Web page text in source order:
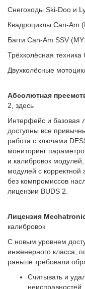
Снегоходы Ski-Doo и
Квадроциклы Can-Am
Багги Can-Am SSV
Трёхколёсная
Двухколёсные
Абсолютная
2, здесь
Интерфейс и базовая
доступны все
работа с ключами
мониторинг
и калибровок
модулей с корректной
без компромиссов
лицензии BUDS 2.
Лицензия
калибровок
С новым уровнем
инженерного класса,
раньше требовали
Считывать и
неисправностей.